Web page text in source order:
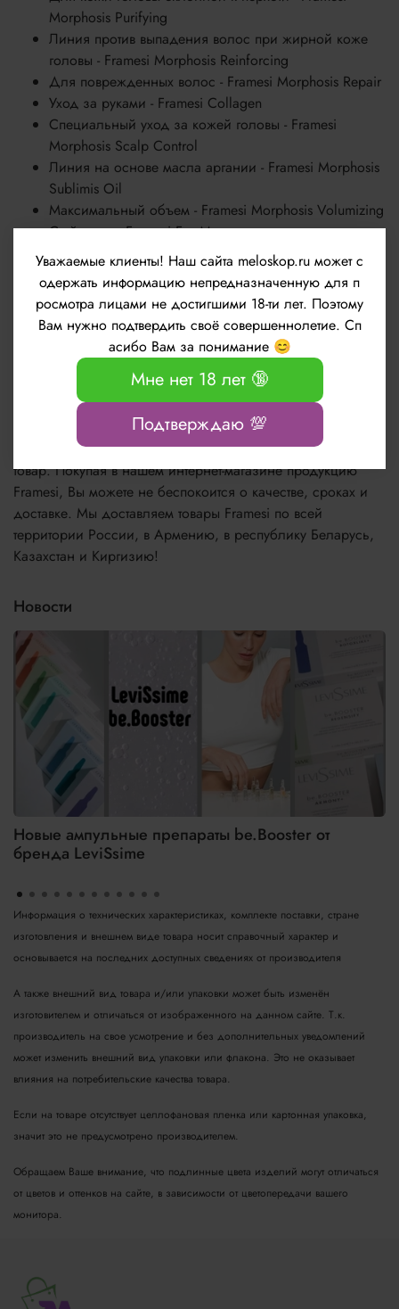
Morphosis Purifying
Линия против выпадения волос при жирной коже
головы - Framesi Morphosis Reinforcing
Для поврежденных волос - Framesi Morphosis Repair
Уход за руками - Framesi Collagen
Специальный уход за кожей головы - Framesi
Morphosis Scalp Control
Линия на основе масла аргании - Framesi Morphosis
Sublimis Oil
Максимальный объем - Framesi Morphosis Volumizing
Стайлинги - Framesi For Me
Линия мини косметики - Framesi Morphosis Travel Size
Если вы выбираете Framesi, значит, вы выбираете
безупречный стиль, роскошь и уход в лучших
итальянских традициях!
Где купить косметику Framesi?
Купить профессиональную косметику для волос Framesi
Вы можете в нашем интернет-магазине, сделав заказ на
сайте или по телефону. Мы продаем только оригинальный
товар. Покупая в нашем интернет-магазине продукцию
Framesi, Вы можете не беспокоится о качестве, сроках и
доставке. Мы доставляем товары Framesi по всей
территории России, в Армению, в республику Беларусь,
Казахстан и Киргизию!
Новости
Новые ампульные препараты be.Booster от
бренда LeviSsime
Информация о технических характеристиках, комплекте поставки, стране
изготовления и внешнем виде товара носит справочный характер и
основывается на последних доступных сведениях от производителя
А также внешний вид товара и/или упаковки может быть изменён
изготовителем и отличаться от изображенного на данном сайте. Т.к.
производитель на свое усмотрение и без дополнительных уведомлений
может изменить внешний вид упаковки или флакона. Это не оказывает
влияния на потребительские качества товара.
Если на товаре отсутствует целлофановая пленка или картонная упаковка,
значит это не предусмотрено производителем.
Обращаем Ваше внимание, что подлинные цвета изделий могут отличаться
от цветов и оттенков на сайте, в зависимости от цветопередачи вашего
монитора.
Уважаемые клиенты! Наш сайта meloskop.ru может с
одержать информацию непредназначенную для п
росмотра лицами не достигшими 18-ти лет. Поэтому
Вам нужно подтвердить своё совершеннолетие. Сп
асибо Вам за понимание 😊
Мне нет 18 лет 🔞
Подтверждаю 💯